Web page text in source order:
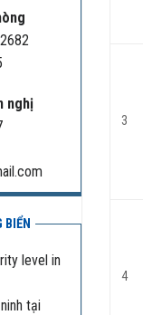
nghị
level in
tại
3
4